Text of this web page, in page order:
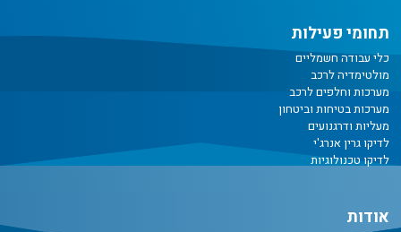
תחומי פעילות
כלי עבודה חשמליים
מולטימדיה לרכב
מערכות וחלפים לרכב
מערכות בטיחות וביטחון
מעליות ודרגנועים
לדיקו גרין אנרג'י
לדיקו טכנולוגיות
אודות